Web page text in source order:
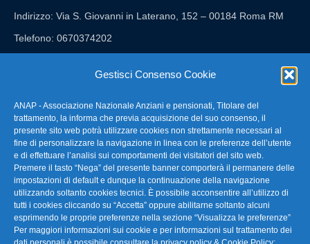
Gestisci Consenso Cookie
ANAP - Associazione Nazionale Anziani e pensionati, Titolare del
trattamento, la informa che previa acquisizione del suo consenso, il
presente sito web potrà utilizzare cookies non strettamente necessari al
fine di personalizzare la navigazione in linea con le preferenze dell’utente
e di effettuare l’analisi sui comportamenti dei visitatori del sito web.
Premere il tasto “Nega” del presente banner comporterà il permanere delle
impostazioni di default e dunque la continuazione della navigazione
utilizzando soltanto cookies tecnici. È possibile acconsentire all’utilizzo di
tutti i cookies cliccando su “Accetta” oppure abilitarne soltanto alcuni
esprimendo le proprie preferenze nella sezione “Visualizza le preferenze”
Per maggiori informazioni sui cookie e per informazioni sul trattamento dei
Indirizzo: Via S. Giovanni in Laterano, 152 – 00184 Roma RM
Telefono: 0670374202
FAQ – Domande Frequenti
La nostra Newsletter
Link Utili
TG Confartigianato